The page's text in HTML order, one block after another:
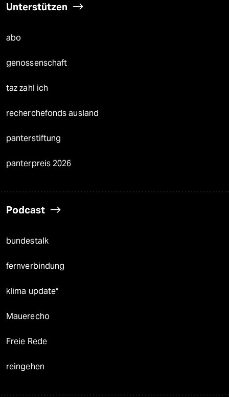
Unterstützen
abo
genossenschaft
taz zahl ich
recherchefonds ausland
panterstiftung
panterpreis 2026
Podcast
bundestalk
fernverbindung
klima update°
Mauerecho
Freie Rede
reingehen